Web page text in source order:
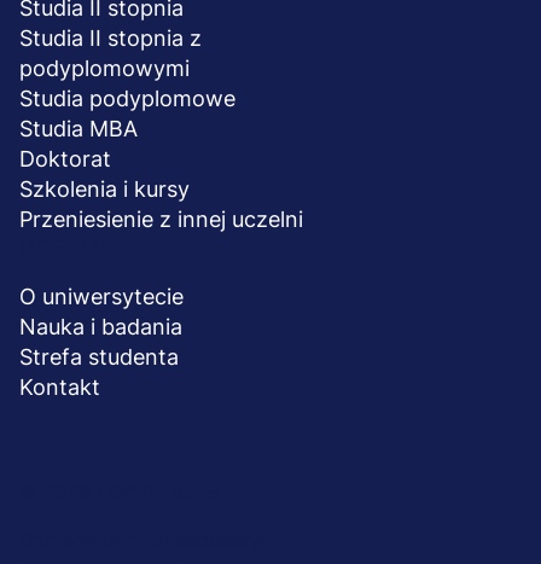
Studia II stopnia
Studia II stopnia z
podyplomowymi
Studia podyplomowe
Studia MBA
Doktorat
Szkolenia i kursy
Przeniesienie z innej uczelni
O uniwersytecie
Nauka i badania
Strefa studenta
Kontakt